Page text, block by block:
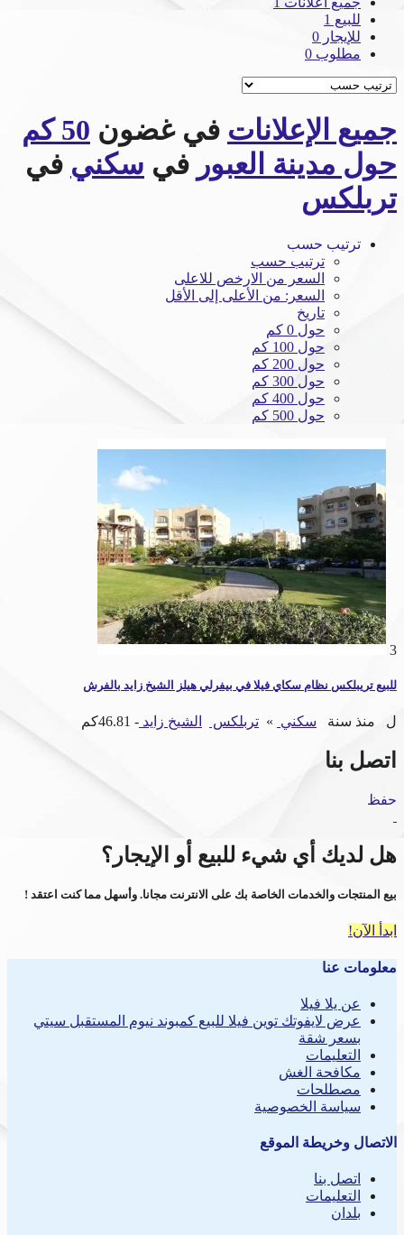
للبيع 1
للإيجار 0
مطلوب 0
جميع الإعلانات في غضون
50 كم
حول مدينة العبور في سكني في
تربلكس
ترتيب حسب
ترتيب حسب
السعر من الارخص للاعلى
السعر: من الأعلى إلى الأقل
تاريخ
حول 0 كم
حول 100 كم
حول 200 كم
حول 300 كم
حول 400 كم
حول 500 كم
3
للبيع تريبلكس نظام سكاي فيلا في بيفرلي هيلز الشيخ زايد بالفرش
ل منذ سنة سكني » تربلكس الشيخ زايد - 46.81كم
اتصل بنا
حفظ
هل لديك أي شيء للبيع أو الإيجار؟
بيع المنتجات والخدمات الخاصة بك على الانترنت مجانا. وأسهل مما كنت اعتقد !
ابدأ الآن!
معلومات عنا
عن يلا فيلا
عرض لايفوتك توين فيلا للبيع كمبوند نيوم المستقبل سيتي
بسعر شقة
التعليمات
مكافحة الغش
مصطلحات
سياسة الخصوصية
الاتصال وخريطة الموقع
اتصل بنا
التعليمات
بلدان